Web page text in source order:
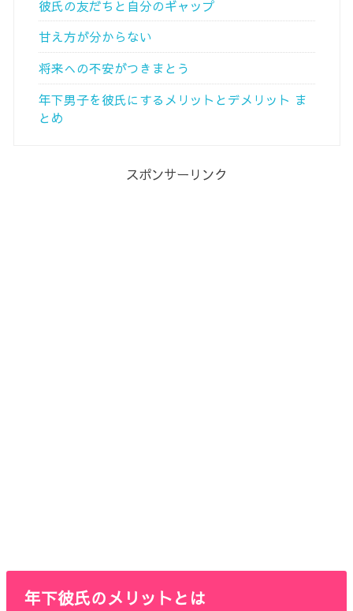
彼氏の友だちと自分のギャップ
甘え方が分からない
将来への不安がつきまとう
年下男子を彼氏にするメリットとデメリット ま
とめ
スポンサーリンク
年下彼氏のメリットとは